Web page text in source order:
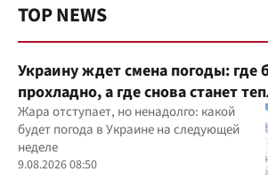
TOP NEWS
Украину ждет смена погоды: где
прохладно, а где снова станет
Жара отступает, но ненадолго: какой
будет погода в Украине на следующей
неделе
9.08.2026 08:50